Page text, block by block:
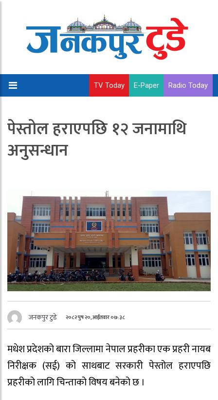
TV Today E-Paper Radio Today
पेस्तोल हराएपछि १२ जनामाथि
अनुसन्धान
जनकपुर टुडे २०८२ पुष २०, आईतवार ०७:३८
मधेश प्रदेशको बारा जिल्लामा नेपाल प्रहरीका एक प्रहरी नायब
निरीक्षक (सई) को साथबाट सरकारी पेस्तोल हराएपछि
प्रहरीको लागि चिन्ताको विषय बनेको छ ।